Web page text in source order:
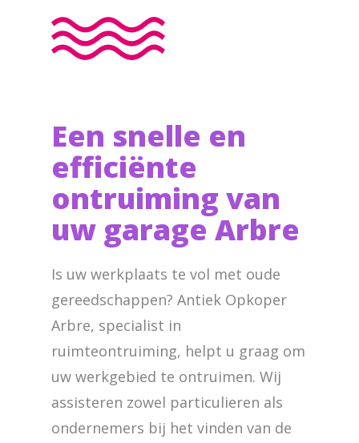
Een snelle en
efficiënte
ontruiming van
uw garage Arbre
Is uw werkplaats te vol met oude
gereedschappen? Antiek Opkoper
Arbre, specialist in
ruimteontruiming, helpt u graag om
uw werkgebied te ontruimen. Wij
assisteren zowel particulieren als
ondernemers bij het vinden van de